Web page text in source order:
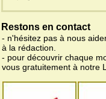
Restons en contact
- n'hésitez pas à nous
à la rédaction.
- pour découvrir chaque
vous gratuitement à notre